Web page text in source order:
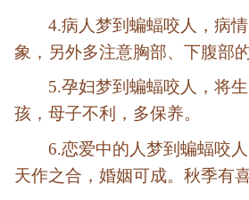
4.病人梦到蝙蝠咬人，病
象，另外多注意胸部、下腹部
5.孕妇梦到蝙蝠咬人，将
孩，母子不利，多保养。
6.恋爱中的人梦到蝙蝠咬
天作之合，婚姻可成。秋季有喜